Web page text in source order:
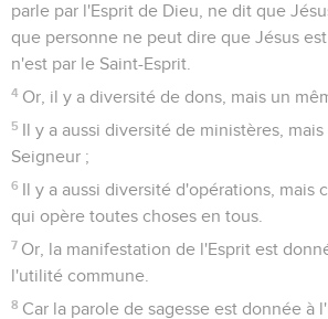
parle par l'Esprit de Dieu, ne dit que
que personne ne peut dire que Jésus
n'est par le Saint-Esprit.
4 Or, il y a diversité de dons, mais un
5 Il y a aussi diversité de ministères,
Seigneur ;
6 Il y a aussi diversité d'opérations, mais
qui opère toutes choses en tous.
7 Or, la manifestation de l'Esprit est
l'utilité commune.
8 Car la parole de sagesse est donnée à